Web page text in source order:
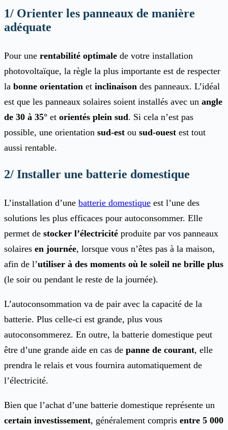
1/ Orienter les panneaux de manière
adéquate
Pour une rentabilité optimale de votre installation
photovoltaïque, la règle la plus importante est de respecter
la bonne orientation et inclinaison des panneaux. L’idéal
est que les panneaux solaires soient installés avec un angle
de 30 à 35° et orientés plein sud. Si cela n’est pas
possible, une orientation sud-est ou sud-ouest est tout
aussi rentable.
2/ Installer une batterie domestique
L’installation d’une batterie domestique est l’une des
solutions les plus efficaces pour autoconsommer. Elle
permet de stocker l’électricité produite par vos panneaux
solaires en journée, lorsque vous n’êtes pas à la maison,
afin de l’utiliser à des moments où le soleil ne brille plus
(le soir ou pendant le reste de la journée).
L’autoconsommation va de pair avec la capacité de la
batterie. Plus celle-ci est grande, plus vous
autoconsommerez. En outre, la batterie domestique peut
être d’une grande aide en cas de panne de courant, elle
prendra le relais et vous fournira automatiquement de
l’électricité.
Bien que l’achat d’une batterie domestique représente un
certain investissement, généralement compris entre 5 000